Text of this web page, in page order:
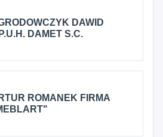
DAWID
DAMET S.C.
ROMANEK FIRMA